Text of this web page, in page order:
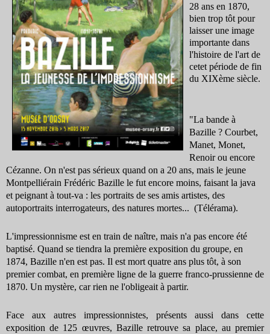
28 ans en 1870,
bien trop tôt pour
laisser une image
importante dans
l'histoire de l'art de
cetet période de fin
du XIXème siècle.
"La bande à
Bazille ? Courbet,
Manet, Monet,
Renoir ou encore
Cézanne. On n'est pas sérieux quand on a 20 ans, mais le jeune
Montpelliérain Frédéric Bazille le fut encore moins, faisant la java
et peignant à tout-va : les portraits de ses amis artistes, des
autoportraits interrogateurs, des natures mortes... (Télérama).
L'impressionnisme est en train de naître, mais n'a pas encore été
baptisé. Quand se tiendra la première exposition du groupe, en
1874, Bazille n'en est pas. Il est mort quatre ans plus tôt, à son
premier combat, en première ligne de la guerre franco-prussienne de
1870. Un mystère, car rien ne l'obligeait à partir.
Face aux autres impressionnistes, présents aussi dans cette
exposition de 125 œuvres, Bazille retrouve sa place, au premier